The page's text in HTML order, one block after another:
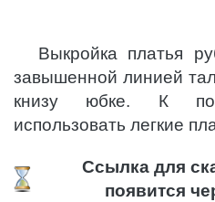
Выкройка платья
завышенной линией
книзу юбке. К
использовать легкие
Ссылка для
появится